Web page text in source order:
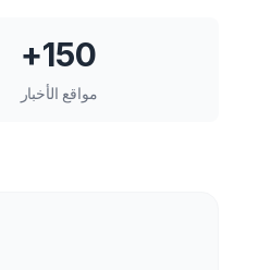
150+
مواقع الأخبار